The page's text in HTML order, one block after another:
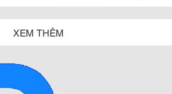
XEM THÊM